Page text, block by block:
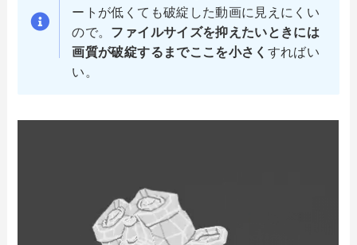
ートが低くても破綻した動画に見えにくい
ので。 ファイルサイズを抑えたいときには
画質が破綻するまでここを小さく すればい
い。